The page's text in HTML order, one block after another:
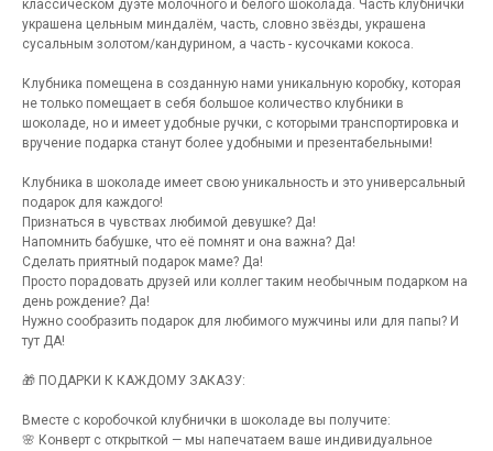
классическом дуэте молочного и белого шоколада. Часть клубнички
украшена цельным миндалём, часть, словно звёзды, украшена
сусальным золотом/кандурином, а часть - кусочками кокоса.
Клубника помещена в созданную нами уникальную коробку, которая
не только помещает в себя большое количество клубники в
шоколаде, но и имеет удобные ручки, с которыми транспортировка и
вручение подарка станут более удобными и презентабельными!
Клубника в шоколаде имеет свою уникальность и это универсальный
подарок для каждого!
Признаться в чувствах любимой девушке? Да!
Напомнить бабушке, что её помнят и она важна? Да!
Сделать приятный подарок маме? Да!
Просто порадовать друзей или коллег таким необычным подарком на
день рождение? Да!
Нужно сообразить подарок для любимого мужчины или для папы? И
тут ДА!
🎁 ПОДАРКИ К КАЖДОМУ ЗАКАЗУ:
Вместе с коробочкой клубнички в шоколаде вы получите:
🌸 Конверт с открыткой — мы напечатаем ваше индивидуальное